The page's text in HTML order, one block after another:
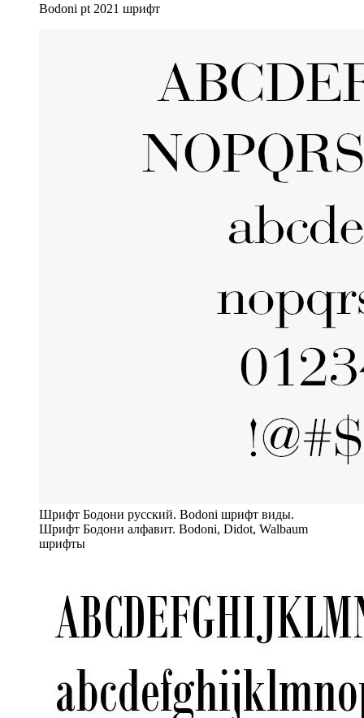
Bodoni pt 2021 шрифт
Шрифт Бодони русский. Bodoni шрифт виды.
Шрифт Бодони алфавит. Bodoni, Didot, Walbaum
шрифты